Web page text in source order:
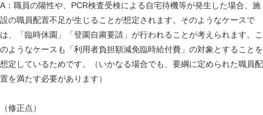
A：職員の陽性や、PCR検査受検による自宅待機等が発生した場合、施
設の職員配置不足が生じることが想定されます。そのようなケースで
は、「臨時休園」「登園自粛要請」が行われることが考えられます。こ
のようなケースも「利用者負担額減免臨時給付費」の対象とすることを
想定しているためです。（いかなる場合でも、要綱に定められた職員配
置を満たす必要があります）
（修正点）